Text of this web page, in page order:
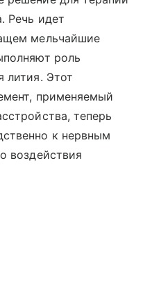
Речь идет
мельчайшие
роль
лития. Этот
применяемый
теперь
к нервным
воздействия